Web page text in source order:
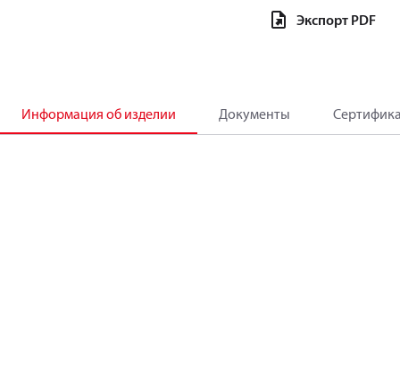
Экспорт PDF
Информация об изделии Документы